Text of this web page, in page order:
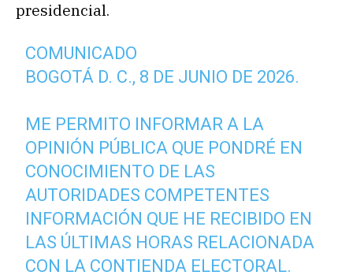
presidencial.
COMUNICADO
BOGOTÁ D. C., 8 DE JUNIO DE 2026.
ME PERMITO INFORMAR A LA
OPINIÓN PÚBLICA QUE PONDRÉ EN
CONOCIMIENTO DE LAS
AUTORIDADES COMPETENTES
INFORMACIÓN QUE HE RECIBIDO EN
LAS ÚLTIMAS HORAS RELACIONADA
CON LA CONTIENDA ELECTORAL.